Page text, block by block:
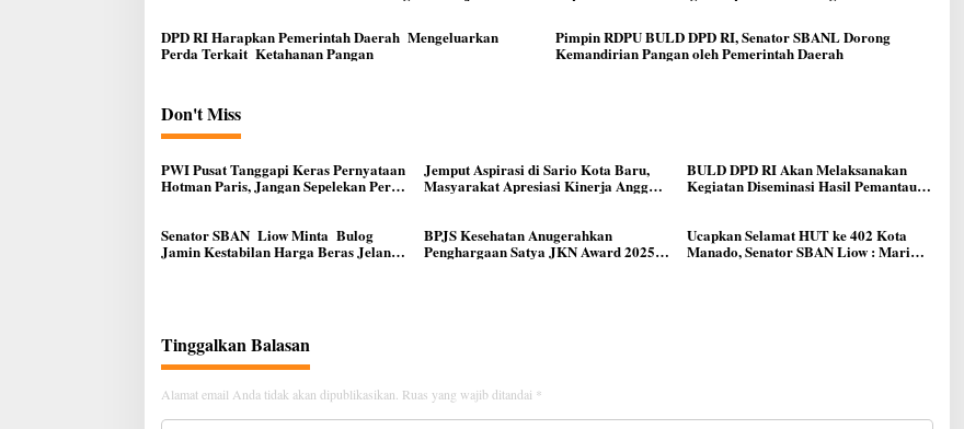
DPD RI Harapkan Pemerintah Daerah Mengeluarkan
Perda Terkait Ketahanan Pangan
Pimpin RDPU BULD DPD RI, Senator SBANL Dorong
Kemandirian Pangan oleh Pemerintah Daerah
Don't Miss
PWI Pusat Tanggapi Keras Pernyataan
Hotman Paris, Jangan Sepelekan Peran
Jemput Aspirasi di Sario Kota Baru,
Masyarakat Apresiasi Kinerja Anggota
BULD DPD RI Akan Melaksanakan
Kegiatan Diseminasi Hasil Pemantauan
Senator SBAN Liow Minta Bulog
Jamin Kestabilan Harga Beras Jelang
BPJS Kesehatan Anugerahkan
Penghargaan Satya JKN Award 2025
Ucapkan Selamat HUT ke 402 Kota
Manado, Senator SBAN Liow : Mari
Tinggalkan Balasan
Alamat email Anda tidak akan dipublikasikan. Ruas yang wajib ditandai *